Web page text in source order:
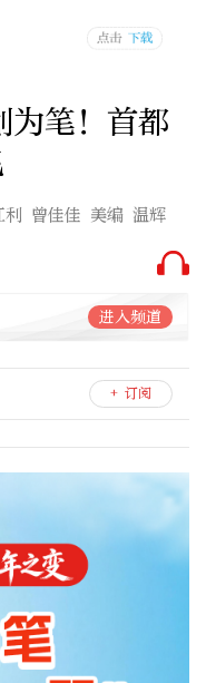
为笔！首都
利 曾佳佳 美编 温辉
进入频道
+ 订阅